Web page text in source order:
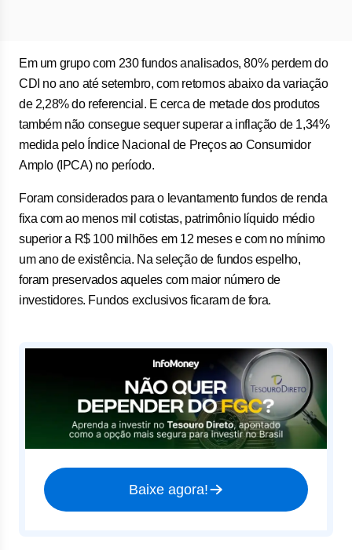
Em um grupo com 230 fundos analisados, 80% perdem do
CDI no ano até setembro, com retornos abaixo da variação
de 2,28% do referencial. E cerca de metade dos produtos
também não consegue sequer superar a inflação de 1,34%
medida pelo Índice Nacional de Preços ao Consumidor
Amplo (IPCA) no período.
Foram considerados para o levantamento fundos de renda
fixa com ao menos mil cotistas, patrimônio líquido médio
superior a R$ 100 milhões em 12 meses e com no mínimo
um ano de existência. Na seleção de fundos espelho,
foram preservados aqueles com maior número de
investidores. Fundos exclusivos ficaram de fora.
Baixe agora!